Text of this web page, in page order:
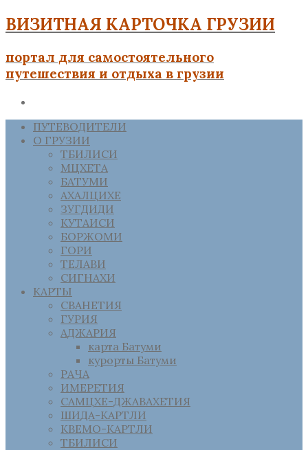
ВИЗИТНАЯ КАРТОЧКА ГРУЗИИ
портал для самостоятельного
путешествия и отдыха в грузии
ПУТЕВОДИТЕЛИ
О ГРУЗИИ
ТБИЛИСИ
МЦХЕТА
БАТУМИ
АХАЛЦИХЕ
ЗУГДИДИ
КУТАИСИ
БОРЖОМИ
ГОРИ
ТЕЛАВИ
СИГНАХИ
КАРТЫ
СВАНЕТИЯ
ГУРИЯ
АДЖАРИЯ
карта Батуми
курорты Батуми
РАЧА
ИМЕРЕТИЯ
САМЦХЕ-ДЖАВАХЕТИЯ
ШИДА-КАРТЛИ
КВЕМО-КАРТЛИ
ТБИЛИСИ